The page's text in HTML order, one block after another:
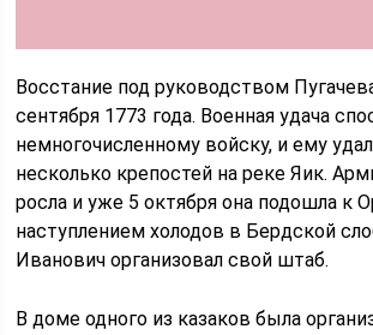
Восстание под руководством
сентября 1773 года. Военная удача
немногочисленному войску, и ему
несколько крепостей на реке Яик.
росла и уже 5 октября она подошла к
наступлением холодов в Бердской
Иванович организовал свой штаб.
В доме одного из казаков была